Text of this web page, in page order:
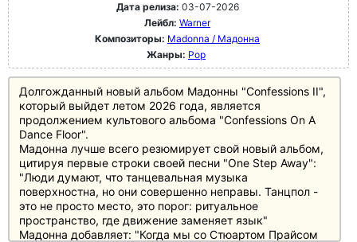
Дата релиза: 03-07-2026
Лейбл: Warner
Композиторы: Madonna / Мадонна
Жанры: Pop
Долгожданный новый альбом Мадонны "Confessions II",
который выйдет летом 2026 года, является
продолжением культового альбома "Confessions On A
Dance Floor".
Мадонна лучше всего резюмирует свой новый альбом,
цитируя первые строки своей песни "One Step Away":
"Люди думают, что танцевальная музыка
поверхностна, но они совершенно неправы. Танцпол -
это не просто место, это порог: ритуальное
пространство, где движение заменяет язык"
Мадонна добавляет: "Когда мы со Стюартом Прайсом